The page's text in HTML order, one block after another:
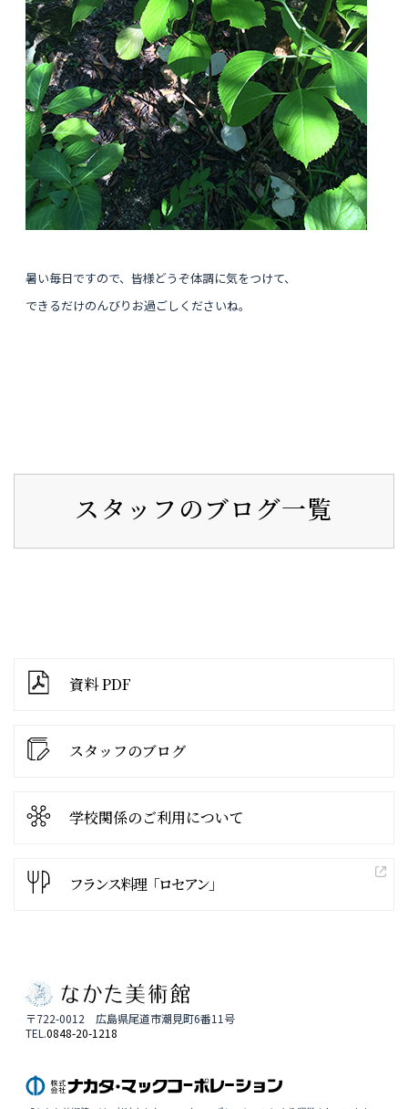
暑い毎日ですので、皆様どうぞ体調に気をつけて、
できるだけのんびりお過ごしくださいね。
スタッフのブログ一覧
資料 PDF
スタッフのブログ
学校関係のご利用について
フランス料理「ロセアン」
〒722-0012 広島県尾道市潮見町6番11号
TEL.0848-20-1218